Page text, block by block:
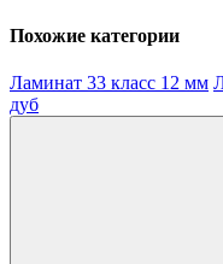
Похожие категории
Ламинат 33 класс 12 мм
дуб